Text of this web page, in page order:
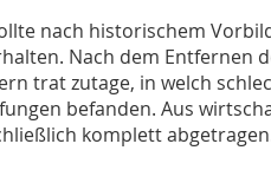
nach historischem
Nach dem Entfernen
trat zutage, in welch
befanden. Aus
komplett